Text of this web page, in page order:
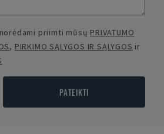
priimti mūsų PRIVATUMO
, PIRKIMO SĄLYGOS IR SĄLYGOS ir
PATEIKTI